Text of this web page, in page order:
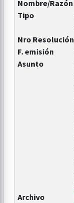
Nombre/Razón
Tipo
Nro Resolución
F. emisión
Asunto
Archivo